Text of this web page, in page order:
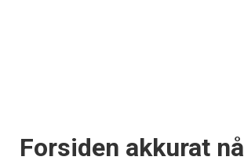
Forsiden akkurat nå